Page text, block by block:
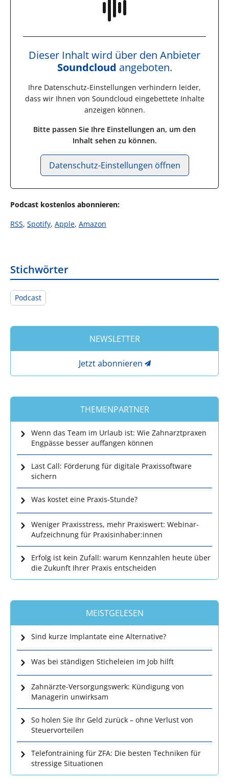
Dieser Inhalt wird über den Anbieter
Soundcloud angeboten.
Ihre Datenschutz-Einstellungen verhindern leider,
dass wir Ihnen von Soundcloud eingebettete Inhalte
anzeigen können.
Bitte passen Sie Ihre Einstellungen an, um den
Inhalt sehen zu können.
Datenschutz-Einstellungen öffnen
Podcast kostenlos abonnieren:
RSS, Spotify, Apple, Amazon
Stichwörter
Podcast
NEWSLETTER
Jetzt abonnieren
THEMENPARTNER
Wenn das Team im Urlaub ist: Wie Zahnarztpraxen
Engpässe besser auffangen können
Last Call: Förderung für digitale Praxissoftware
sichern
Was kostet eine Praxis-Stunde?
Weniger Praxisstress, mehr Praxiswert: Webinar-
Aufzeichnung für Praxisinhaber:innen
Erfolg ist kein Zufall: warum Kennzahlen heute über
die Zukunft Ihrer Praxis entscheiden
MEISTGELESEN
Sind kurze Implantate eine Alternative?
Was bei ständigen Sticheleien im Job hilft
Zahnärzte-Versorgungswerk: Kündigung von
Managerin unwirksam
So holen Sie Ihr Geld zurück – ohne Verlust von
Steuervorteilen
Telefontraining für ZFA: Die besten Techniken für
stressige Situationen